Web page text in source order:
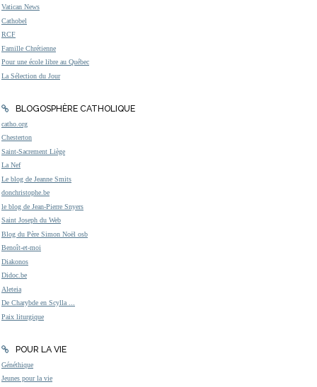
Vatican News
Cathobel
RCF
Famille Chrétienne
Pour une école libre au Québec
La Sélection du Jour
BLOGOSPHÈRE CATHOLIQUE
catho.org
Chesterton
Saint-Sacrement Liège
La Nef
Le blog de Jeanne Smits
donchristophe.be
le blog de Jean-Pierre Snyers
Saint Joseph du Web
Blog du Père Simon Noël osb
Benoît-et-moi
Diakonos
Didoc.be
Aleteia
De Charybde en Scylla ...
Paix liturgique
POUR LA VIE
Généthique
Jeunes pour la vie